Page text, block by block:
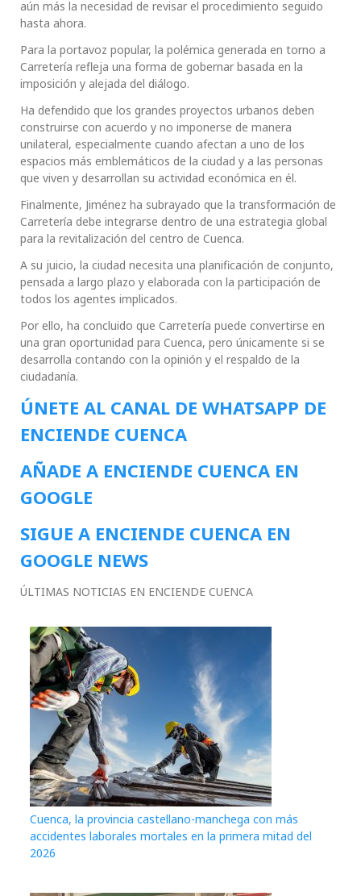
aún más la necesidad de revisar el procedimiento seguido
hasta ahora.
Para la portavoz popular, la polémica generada en torno a
Carretería refleja una forma de gobernar basada en la
imposición y alejada del diálogo.
Ha defendido que los grandes proyectos urbanos deben
construirse con acuerdo y no imponerse de manera
unilateral, especialmente cuando afectan a uno de los
espacios más emblemáticos de la ciudad y a las personas
que viven y desarrollan su actividad económica en él.
Finalmente, Jiménez ha subrayado que la transformación de
Carretería debe integrarse dentro de una estrategia global
para la revitalización del centro de Cuenca.
A su juicio, la ciudad necesita una planificación de conjunto,
pensada a largo plazo y elaborada con la participación de
todos los agentes implicados.
Por ello, ha concluido que Carretería puede convertirse en
una gran oportunidad para Cuenca, pero únicamente si se
desarrolla contando con la opinión y el respaldo de la
ciudadanía.
ÚNETE AL CANAL DE WHATSAPP DE
ENCIENDE CUENCA
AÑADE A ENCIENDE CUENCA EN
GOOGLE
SIGUE A ENCIENDE CUENCA EN
GOOGLE NEWS
ÚLTIMAS NOTICIAS EN ENCIENDE CUENCA
Cuenca, la provincia castellano-manchega con más
accidentes laborales mortales en la primera mitad del
2026